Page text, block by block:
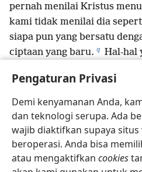
Pengaturan Privasi
Demi kenyamanan Anda,
dan teknologi serupa. Ada
wajib diaktifkan supaya
beroperasi. Anda bisa
atau mengaktifkan cookies
pernah menilai Kristus
kami tidak menilai dia
siapa pun yang bersatu
ciptaan yang baru. q Hal-hal
Semua itu berasal dari
berdamai dengan-Nya
kami tugas untuk
untuk memberitakan bahwa
mendamaikan * dunia ini
memperhitungkan